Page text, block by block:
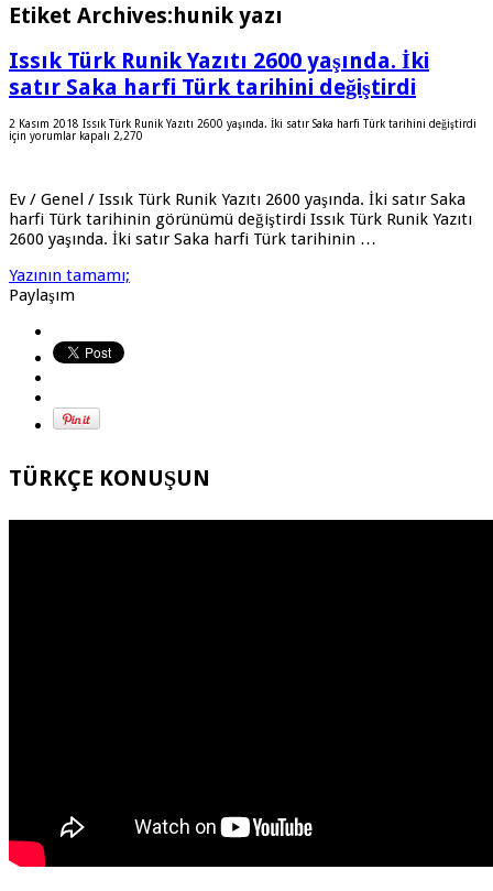
Etiket Archives:hunik yazı
Issık Türk Runik Yazıtı 2600 yaşında. İki
satır Saka harfi Türk tarihini değiştirdi
2 Kasım 2018 Issık Türk Runik Yazıtı 2600 yaşında. İki satır Saka harfi Türk tarihini değiştirdi
için yorumlar kapalı 2,270
Ev / Genel / Issık Türk Runik Yazıtı 2600 yaşında. İki satır Saka
harfi Türk tarihinin görünümü değiştirdi Issık Türk Runik Yazıtı
2600 yaşında. İki satır Saka harfi Türk tarihinin …
Yazının tamamı;
Paylaşım
TÜRKÇE KONUŞUN